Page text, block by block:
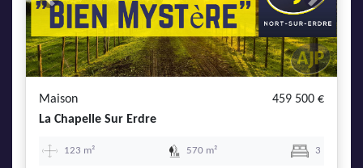
Previous Next
Maison
459 500 €
La Chapelle Sur Erdre
123 m² 570 m² 3